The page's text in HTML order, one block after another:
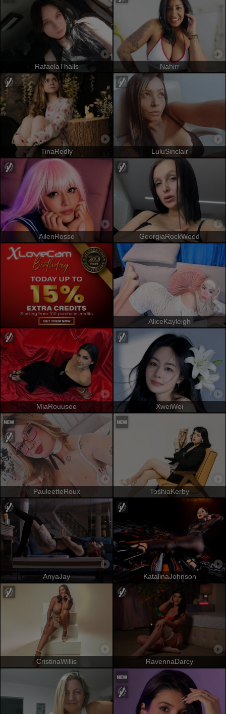
RafaelaThalls Nahirr
TinaRedly LuluSinclair
AilenRosse GeorgiaRockWood
AliceKayleigh
MiaRouusee XweiWei
PauleetteRoux ToshiaKerby
AnyaJay KatalinaJohnson
CristinaWillis RavennaDarcy